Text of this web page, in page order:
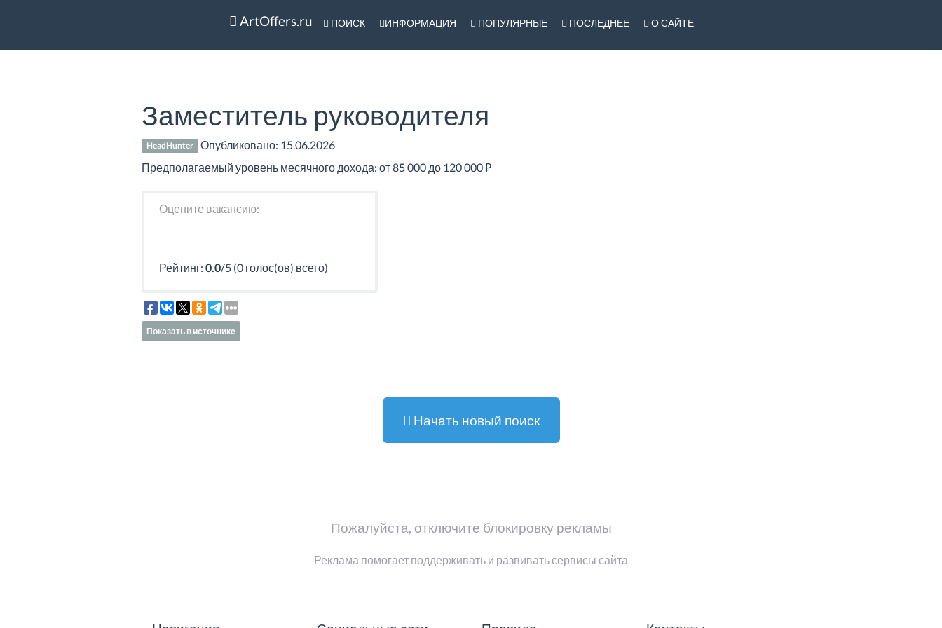
ArtOffers.ru ПОИСК ИНФОРМАЦИЯ ПОПУЛЯРНЫЕ ПОСЛЕДНЕЕ О САЙТЕ
Заместитель руководителя
HeadHunter Опубликовано: 15.06.2026
Предполагаемый уровень месячного дохода: от 85 000 до 120 000 ₽
Оцените вакансию:
Рейтинг: 0.0/5 (0 голос(ов) всего)
Показать в источнике
Начать новый поиск
Пожалуйста, отключите блокировку рекламы
Реклама помогает поддерживать и развивать сервисы сайта